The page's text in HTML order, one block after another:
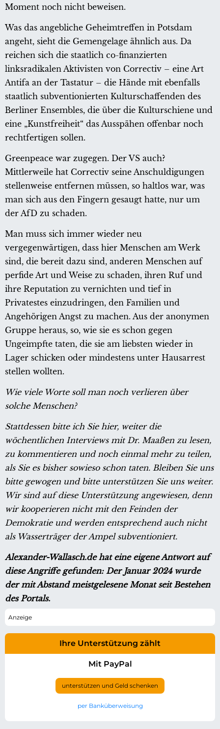
Moment noch nicht beweisen.
Was das angebliche Geheimtreffen in Potsdam
angeht, sieht die Gemengelage ähnlich aus. Da
reichen sich die staatlich co-finanzierten
linksradikalen Aktivisten von Correctiv – eine Art
Antifa an der Tastatur – die Hände mit ebenfalls
staatlich subventionierten Kulturschaffenden des
Berliner Ensembles, die über die Kulturschiene und
eine „Kunstfreiheit“ das Ausspähen offenbar noch
rechtfertigen sollen.
Greenpeace war zugegen. Der VS auch?
Mittlerweile hat Correctiv seine Anschuldigungen
stellenweise entfernen müssen, so haltlos war, was
man sich aus den Fingern gesaugt hatte, nur um
der AfD zu schaden.
Man muss sich immer wieder neu
vergegenwärtigen, dass hier Menschen am Werk
sind, die bereit dazu sind, anderen Menschen auf
perfide Art und Weise zu schaden, ihren Ruf und
ihre Reputation zu vernichten und tief in
Privatestes einzudringen, den Familien und
Angehörigen Angst zu machen. Aus der anonymen
Gruppe heraus, so, wie sie es schon gegen
Ungeimpfte taten, die sie am liebsten wieder in
Lager schicken oder mindestens unter Hausarrest
stellen wollten.
Wie viele Worte soll man noch verlieren über
solche Menschen?
Stattdessen bitte ich Sie hier, weiter die
wöchentlichen Interviews mit Dr. Maaßen zu lesen,
zu kommentieren und noch einmal mehr zu teilen,
als Sie es bisher sowieso schon taten. Bleiben Sie uns
bitte gewogen und bitte unterstützen Sie uns weiter.
Wir sind auf diese Unterstützung angewiesen, denn
wir kooperieren nicht mit den Feinden der
Demokratie und werden entsprechend auch nicht
als Wasserträger der Ampel subventioniert.
Alexander-Wallasch.de hat eine eigene Antwort auf
diese Angriffe gefunden: Der Januar 2024 wurde
der mit Abstand meistgelesene Monat seit Bestehen
des Portals.
Ihre Unterstützung zählt
Mit PayPal
unterstützen und Geld schenken
per Banküberweisung